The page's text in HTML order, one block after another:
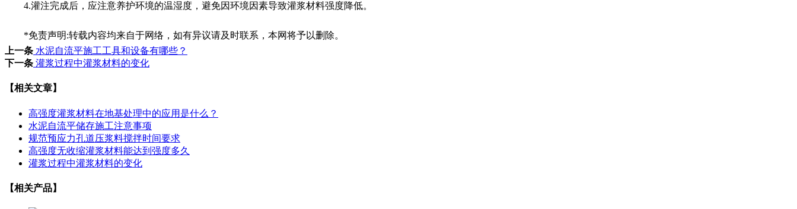
4.灌注完成后，应注意养护环境的温湿度，避免因环境因素导致灌浆材料强度降低。
*免责声明:转载内容均来自于网络，如有异议请及时联系，本网将予以删除。
上一条 水泥自流平施工工具和设备有哪些？
下一条 灌浆过程中灌浆材料的变化
【相关文章】
高强度灌浆材料在地基处理中的应用是什么？
水泥自流平储存施工注意事项
规范预应力孔道压浆料搅拌时间要求
高强度无收缩灌浆材料能达到强度多久
灌浆过程中灌浆材料的变化
【相关产品】